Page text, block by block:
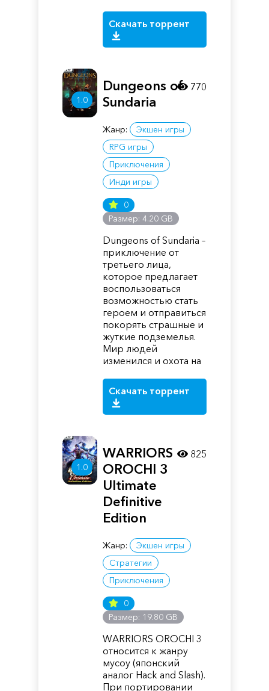
Скачать торрент
1.0
Dungeons of
Sundaria
Жанр:
Экшен игры
RPG игры
Приключения
Инди игры
0
Размер: 4.20 GB
Dungeons of Sundaria –
приключение от
третьего лица,
которое предлагает
воспользоваться
возможностью стать
героем и отправиться
покорять страшные и
жуткие подземелья.
Мир людей
изменился и охота на
Скачать торрент
770
1.0
WARRIORS
OROCHI 3
Ultimate
Definitive
Edition
Жанр:
Экшен игры
Стратегии
Приключения
0
Размер: 19.80 GB
WARRIORS OROCHI 3
относится к жанру
мусоу (японский
аналог Hack and Slash).
При портировании
825